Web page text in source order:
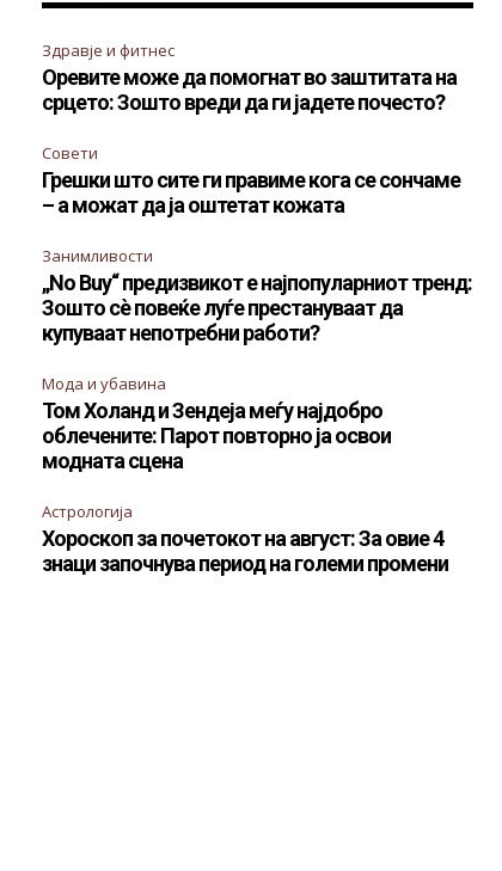
Здравје и фитнес
Оревите може да помогнат во заштитата на
срцето: Зошто вреди да ги јадете почесто?
Совети
Грешки што сите ги правиме кога се сончаме
– а можат да ја оштетат кожата
Занимливости
„No Buy“ предизвикот е најпопуларниот тренд:
Зошто сè повеќе луѓе престануваат да
купуваат непотребни работи?
Мода и убавина
Том Холанд и Зендеја меѓу најдобро
облечените: Парот повторно ја освои
модната сцена
Астрологија
Хороскоп за почетокот на август: За овие 4
знаци започнува период на големи промени